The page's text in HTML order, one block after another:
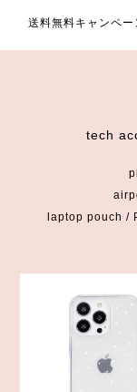
送料無料キャンペ
tech
laptop pouch /